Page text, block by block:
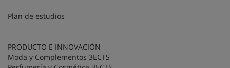
Plan de estudios
PRODUCTO E INNOVACIÓN
Moda y Complementos 3ECTS